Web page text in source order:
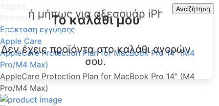
Αναζήτηση
Το καλάθι μου
Δεν έχεις προϊόντα στο καλάθι αγορών
σου.
Αρχική
Εγγυήσεις
Επέκταση εγγύησης
Apple Care
AppleCare Protection Plan for MacBook Pro 14" (M4
Pro/M4 Max)
AppleCare Protection Plan for MacBook Pro 14" (M4
Pro/M4 Max)